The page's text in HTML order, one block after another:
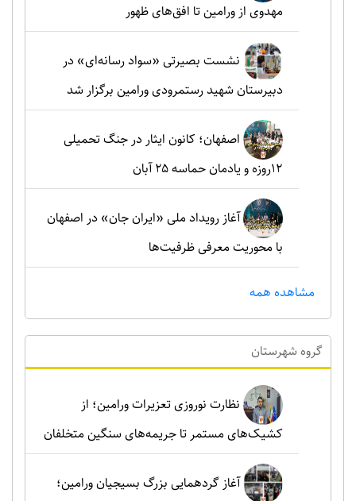
مهدوی از ورامین تا افق‌های ظهور
نشست بصیرتی «سواد رسانه‌ای» در
دبیرستان شهید رستمرودی ورامین برگزار شد
اصفهان؛ کانون ایثار در جنگ تحمیلی
۱۲روزه و یادمان حماسه ۲۵ آبان
آغاز رویداد ملی «ایران جان» در اصفهان
با محوریت معرفی ظرفیت‌ها
مشاهده همه
گروه شهرستان
نظارت نوروزی تعزیرات ورامین؛ از
کشیک‌های مستمر تا جریمه‌های سنگین متخلفان
آغاز گردهمایی بزرگ بسیجیان ورامین؛